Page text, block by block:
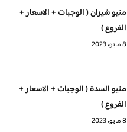
منيو شيزان ( الوجبات + الاسعار +
الفروع )
8 مايو، 2023
منيو السدة ( الوجبات + الاسعار +
الفروع )
8 مايو، 2023